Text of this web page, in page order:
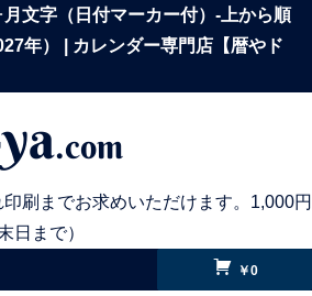
文字（日付マーカー付）-上から順
年） | カレンダー専門店【暦やド
.com
刷までお求めいただけます。1,000円
日まで）
￥0